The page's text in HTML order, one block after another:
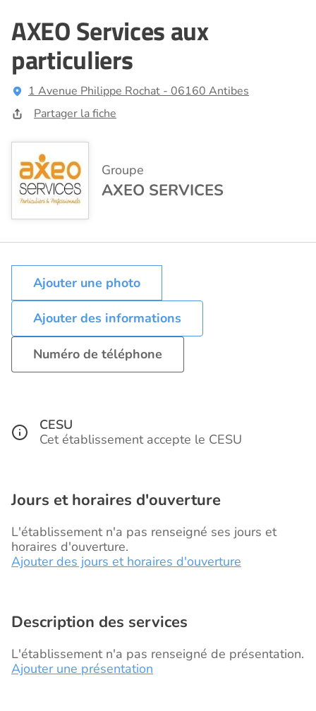
AXEO Services aux
particuliers
1 Avenue Philippe Rochat - 06160 Antibes
Partager la fiche
Groupe
AXEO SERVICES
Ajouter des informations
Numéro de téléphone
CESU
Cet établissement accepte le CESU
Jours et horaires d'ouverture
L'établissement n'a pas renseigné ses jours et
horaires d'ouverture.
Ajouter des jours et horaires d'ouverture
Description des services
L'établissement n'a pas renseigné de présentation.
Ajouter une présentation